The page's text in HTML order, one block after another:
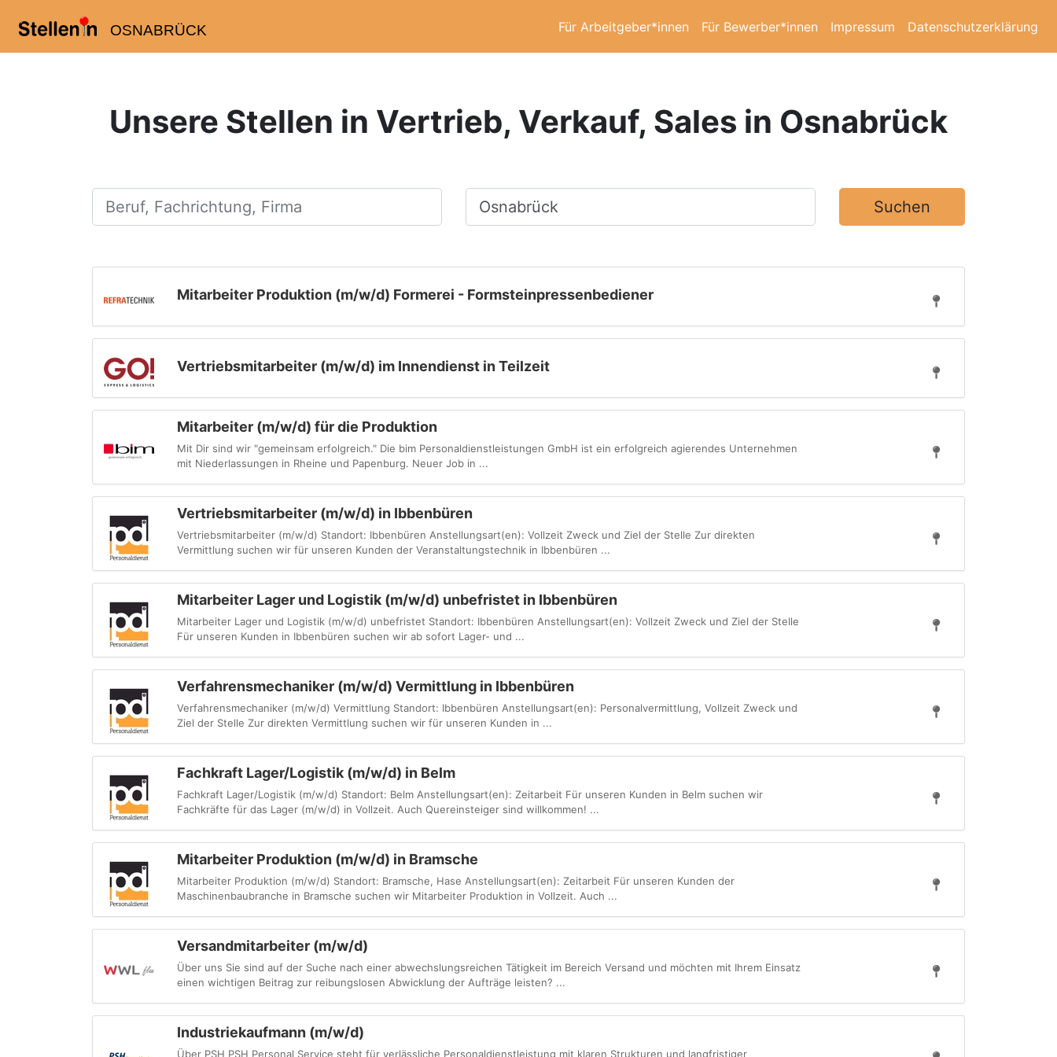
OSNABRÜCK Für Arbeitgeber*innen Für Bewerber*innen Impressum Datenschutzerklärung
Unsere Stellen in Vertrieb, Verkauf, Sales in Osnabrück
Beruf, Fachrichtung, Firma Ort, Stadt Suchen
Mitarbeiter Produktion (m/w/d) Formerei - Formsteinpressenbediener
Vertriebsmitarbeiter (m/w/d) im Innendienst in Teilzeit
Mitarbeiter (m/w/d) für die Produktion
Mit Dir sind wir "gemeinsam erfolgreich." Die bim Personaldienstleistungen GmbH ist ein erfolgreich agierendes Unternehmen
mit Niederlassungen in Rheine und Papenburg. Neuer Job in ...
Vertriebsmitarbeiter (m/w/d) in Ibbenbüren
Vertriebsmitarbeiter (m/w/d) Standort: Ibbenbüren Anstellungsart(en): Vollzeit Zweck und Ziel der Stelle Zur direkten
Vermittlung suchen wir für unseren Kunden der Veranstaltungstechnik in Ibbenbüren ...
Mitarbeiter Lager und Logistik (m/w/d) unbefristet in Ibbenbüren
Mitarbeiter Lager und Logistik (m/w/d) unbefristet Standort: Ibbenbüren Anstellungsart(en): Vollzeit Zweck und Ziel der Stelle
Für unseren Kunden in Ibbenbüren suchen wir ab sofort Lager- und ...
Verfahrensmechaniker (m/w/d) Vermittlung in Ibbenbüren
Verfahrensmechaniker (m/w/d) Vermittlung Standort: Ibbenbüren Anstellungsart(en): Personalvermittlung, Vollzeit Zweck und
Ziel der Stelle Zur direkten Vermittlung suchen wir für unseren Kunden in ...
Fachkraft Lager/Logistik (m/w/d) in Belm
Fachkraft Lager/Logistik (m/w/d) Standort: Belm Anstellungsart(en): Zeitarbeit Für unseren Kunden in Belm suchen wir
Fachkräfte für das Lager (m/w/d) in Vollzeit. Auch Quereinsteiger sind willkommen! ...
Mitarbeiter Produktion (m/w/d) in Bramsche
Mitarbeiter Produktion (m/w/d) Standort: Bramsche, Hase Anstellungsart(en): Zeitarbeit Für unseren Kunden der
Maschinenbaubranche in Bramsche suchen wir Mitarbeiter Produktion in Vollzeit. Auch ...
Versandmitarbeiter (m/w/d)
Über uns Sie sind auf der Suche nach einer abwechslungsreichen Tätigkeit im Bereich Versand und möchten mit Ihrem Einsatz
einen wichtigen Beitrag zur reibungslosen Abwicklung der Aufträge leisten? ...
Industriekaufmann (m/w/d)
Über PSH PSH Personal Service steht für verlässliche Personaldienstleistung mit klaren Strukturen und langfristiger